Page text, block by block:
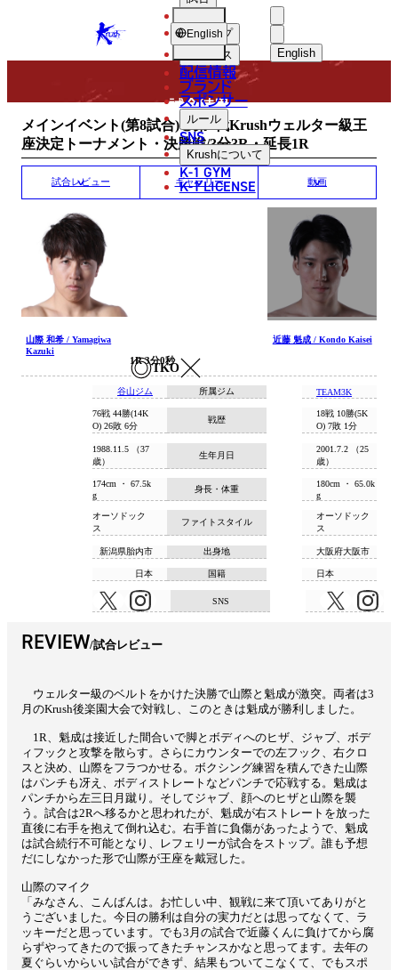
KRUSH English
中文（繁體
ショップ
ニュース
配信情報
ブランド
スポンサー
ルール
SNS
Krushについて
K-1 GYM
K-1 LICENSE
English
MATCH RESULT
試合結果
メインイベント(第8試合)◎第7代Krushウェルター級王
座決定トーナメント・決勝戦/3分3R・延長1R
試合レビュー ギャラリー 動画
山際 和希 / Yamagiwa
Kazuki
TKO
1R 3分0秒
近藤 魁成 / Kondo Kaisei
所属ジム
谷山ジム TEAM3K
戦歴
76戦 44勝(14K
O) 26敗 6分
18戦 10勝(5K
O) 7敗 1分
生年月日
1988.11.5 （37
歳）
2001.7.2 （25
歳）
身長・体重
174cm ・ 67.5k
g
180cm ・ 65.0k
g
ファイトスタイル
オーソドック
ス
オーソドック
ス
出身地
新潟県胎内市 大阪府大阪市
国籍
日本 日本
SNS
REVIEW 試合レビュー
ウェルター級のベルトをかけた決勝で山際と魁成が激突。両者は3
月のKrush後楽園大会で対戦し、このときは魁成が勝利しました。
1R、魁成は接近した間合いで脚とボディへのヒザ、ジャブ、ボデ
ィフックと攻撃を散らす。さらにカウンターでの左フック、右クロ
スと決め、山際をフラつかせる。ボクシング練習を積んできた山際
はパンチも冴え、ボディストレートなどパンチで応戦する。魁成は
パンチから左三日月蹴り。そしてジャブ、顔へのヒザと山際を襲
う。試合は2Rへ移るかと思われたが、魁成が右ストレートを放った
直後に右手を抱えて倒れ込む。右手首に負傷があったようで、魁成
は試合続行不可能となり、レフェリーが試合をストップ。誰も予想
だにしなかった形で山際が王座を戴冠した。
山際のマイク
「みなさん、こんばんは。お忙しい中、観戦に来て頂いてありがと
うございました。今日の勝利は自分の実力だとは思ってなくて、ラ
ッキーだと思っています。でも3月の試合で近藤くんに負けてから腐
らずやってきたので振ってきたチャンスかなと思ってます。去年の
夏ぐらいからいい試合ができず、結果もついてこなくて、でもスポ